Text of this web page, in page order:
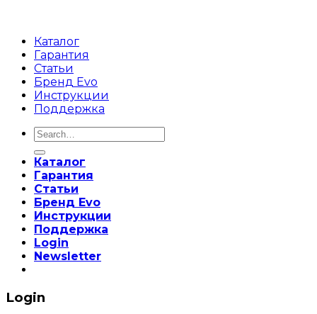
Каталог
Гарантия
Статьи
Бренд Evo
Инструкции
Поддержка
Search
for:
Каталог
Гарантия
Статьи
Бренд Evo
Инструкции
Поддержка
Login
Newsletter
Login